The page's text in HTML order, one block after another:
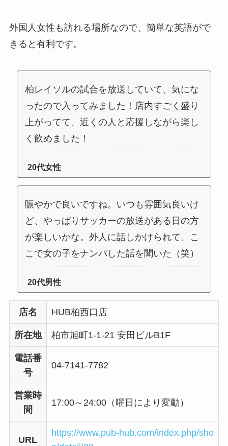
外国人女性も訪れる場所なので、簡単な英語がで
きると有利です。
柏レイソルの試合を放送していて、気にな
ったので入ってみました！店内すごく盛り
上がってて、近くの人と応援しながら楽し
く飲めました！
20代女性
賑やかで良いですね。いつも雰囲気良いけ
ど、やっぱりサッカーの放送がある日の方
が楽しいかな。外人に話しかけられて、こ
こで女の子をナンパした話を聞いた（笑）
20代男性
店名 HUB柏西口店
所在地 柏市旭町1-1-21 安田ビルB1F
電話番
号
04-7141-7782
営業時
間
17:00～24:00（曜日により変動）
URL
https://www.pub-hub.com/index.php/sho